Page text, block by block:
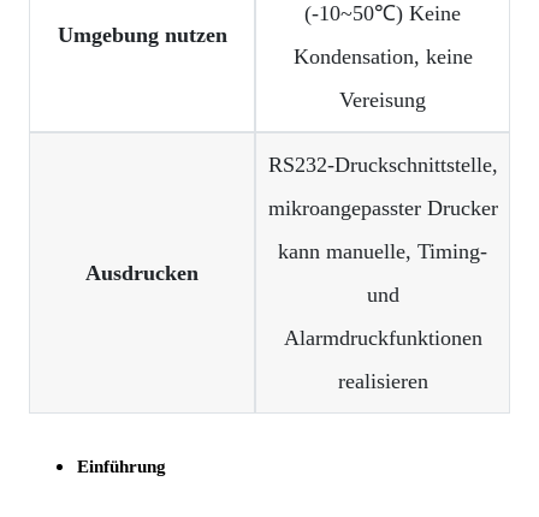
Umgebung nutzen
(-10~50℃) Keine
Kondensation, keine
Vereisung
Ausdrucken
RS232-Druckschnittstelle,
mikroangepasster Drucker
kann manuelle, Timing-
und
Alarmdruckfunktionen
realisieren
Einführung